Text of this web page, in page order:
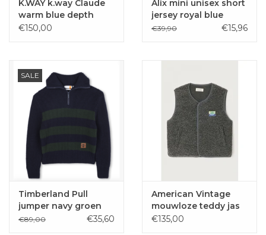
K.WAY k.way Claude
warm blue depth
€150,00
Alix mini unisex short
jersey royal blue
€39,90 €15,96
SALE
Timberland Pull
jumper navy groen
gestreept
€89,00 €35,60
American Vintage
mouwloze teddy jas
Hoktown anthracite
€135,00